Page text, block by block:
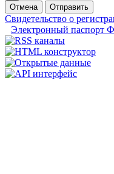
Отмена
Отправить
Свидетельство о
Электронный